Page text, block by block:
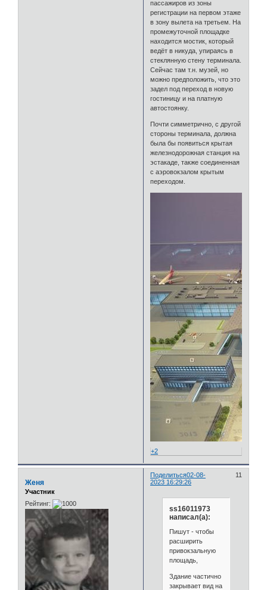
пассажиров из зоны
регистрации на первом этаже
в зону вылета на третьем. На
промежуточной площадке
находится мостик, который
ведёт в никуда, упираясь в
стеклянную стену терминала.
Сейчас там т.н. музей, но
можно предположить, что это
задел под переход в новую
гостиницу и на платную
автостоянку.
Почти симметрично, с другой
стороны терминала, должна
была бы появиться крытая
железнодорожная станция на
эстакаде, также соединенная
с аэровокзалом крытым
переходом.
+2
Поделиться 11
02-08-
2023 16:29:26
Женя
Участник
Рейтинг:
ss16011973
написал(а):
Пишут - чтобы
расширить
привокзальную
площадь,
Здание частично
закрывает вид на